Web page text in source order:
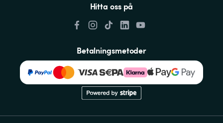
Hitta oss på
Betalningsmetoder